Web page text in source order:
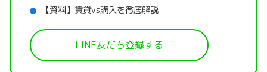
【資料】賃貸vs購入を徹底解説
LINE友だち登録する